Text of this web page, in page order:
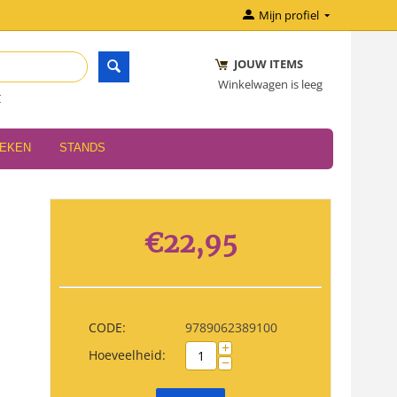
Mijn profiel
JOUW ITEMS
Winkelwagen is leeg
STANDS
€22,95
CODE:
9789062389100
Hoeveelheid:
+
−